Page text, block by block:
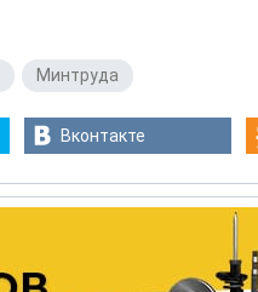
Минтруда
Вконтакте